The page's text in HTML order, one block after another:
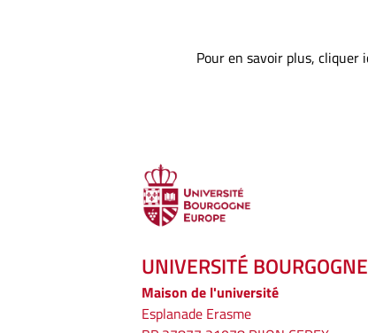
Pour en savoir plus, cliquer
UNIVERSITÉ
Maison de l'université
Esplanade Erasme